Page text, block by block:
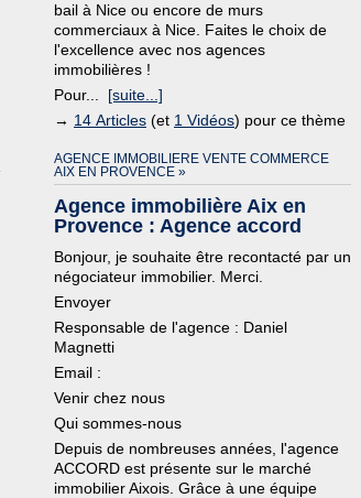
bail à Nice ou encore de murs
commerciaux à Nice. Faites le choix de
l'excellence avec nos agences
immobilières !
Pour... [suite...]
→ 14 Articles (et 1 Vidéos) pour ce thème
AGENCE IMMOBILIERE VENTE COMMERCE
AIX EN PROVENCE »
Agence immobilière Aix en
Provence : Agence accord
Bonjour, je souhaite être recontacté par un
négociateur immobilier. Merci.
Envoyer
Responsable de l'agence : Daniel
Magnetti
Email :
Venir chez nous
Qui sommes-nous
Depuis de nombreuses années, l'agence
ACCORD est présente sur le marché
immobilier Aixois. Grâce à une équipe